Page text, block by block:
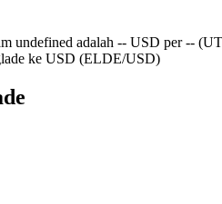
undefined adalah -- USD per --
ke USD (ELDE/USD)